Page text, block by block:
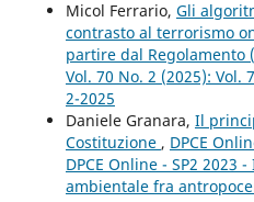
Micol Ferrario, Gli
contrasto al terrorismo
partire dal Regolamento
Vol. 70 No. 2 (2025): Vol.
2-2025
Daniele Granara, Il
Costituzione , DPCE
DPCE Online - SP2 2023
ambientale fra